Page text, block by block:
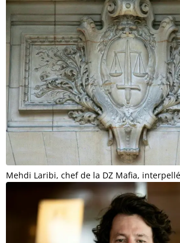
Mehdi Laribi, chef de la DZ Mafia,